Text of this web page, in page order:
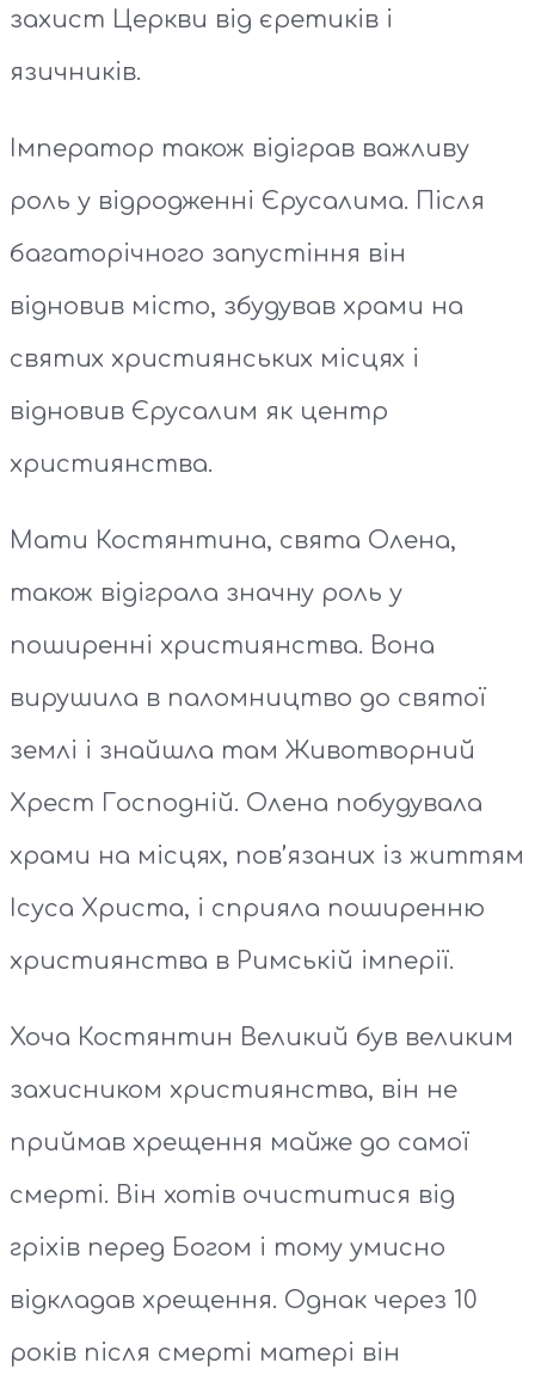
захист Церкви від єретиків і
язичників.
Імператор також відіграв важливу
роль у відродженні Єрусалима. Після
багаторічного запустіння він
відновив місто, збудував храми на
святих християнських місцях і
відновив Єрусалим як центр
християнства.
Мати Костянтина, свята Олена,
також відіграла значну роль у
поширенні християнства. Вона
вирушила в паломництво до святої
землі і знайшла там Животворний
Хрест Господній. Олена побудувала
храми на місцях, пов’язаних із життям
Ісуса Христа, і сприяла поширенню
християнства в Римській імперії.
Хоча Костянтин Великий був великим
захисником християнства, він не
приймав хрещення майже до самої
смерті. Він хотів очиститися від
гріхів перед Богом і тому умисно
відкладав хрещення. Однак через 10
років після смерті матері він